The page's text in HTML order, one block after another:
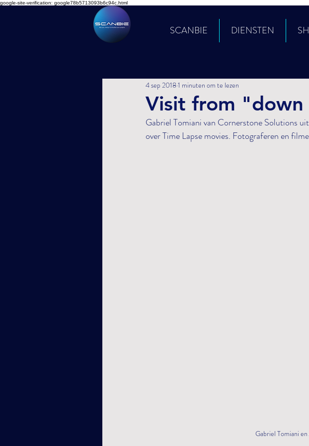
google-site-verification: google78b5713093b6c94c.html
SCANBIE DIENSTEN
Visit from "down
4 sep 2018 1 minuten om te lezen
Gabriel Tomiani van Cornerstone Solutions
over Time Lapse movies. Fotograferen en
Gabriel Tomiani